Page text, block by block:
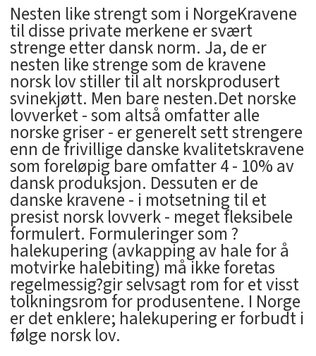
Nesten like strengt som i NorgeKravene
til disse private merkene er svært
strenge etter dansk norm. Ja, de er
nesten like strenge som de kravene
norsk lov stiller til alt norskprodusert
svinekjøtt. Men bare nesten.Det norske
lovverket - som altså omfatter alle
norske griser - er generelt sett strengere
enn de frivillige danske kvalitetskravene
som foreløpig bare omfatter 4 - 10% av
dansk produksjon. Dessuten er de
danske kravene - i motsetning til et
presist norsk lovverk - meget fleksibele
formulert. Formuleringer som ?
halekupering (avkapping av hale for å
motvirke halebiting) må ikke foretas
regelmessig?gir selvsagt rom for et visst
tolkningsrom for produsentene. I Norge
er det enklere; halekupering er forbudt i
følge norsk lov.